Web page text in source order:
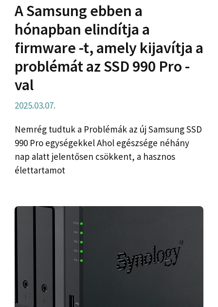
A Samsung ebben a
hónapban elindítja a
firmware -t, amely kijavítja a
problémát az SSD 990 Pro -
val
2025.03.07.
Nemrég tudtuk a Problémák az új Samsung SSD
990 Pro egységekkel Ahol egészsége néhány
nap alatt jelentősen csökkent, a hasznos
élettartamot